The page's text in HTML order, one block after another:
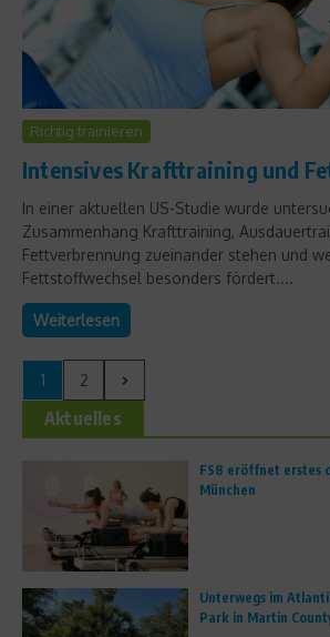
Richtig trainieren
Intensives Krafttraining und
In einer aktuellen US-Studie wurde
Zusammenhang Krafttraining,
Fettverbrennung zueinander stehen und
Fettstoffwechsel besonders fördert....
Weiterlesen
1 2
Aktuelles
FS8 eröffnet erstes
München
Unterwegs im
Park in Martin